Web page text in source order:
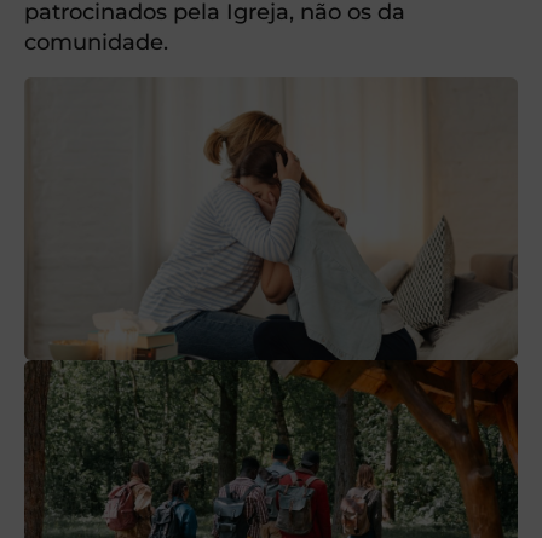
patrocinados pela Igreja, não os da
comunidade.